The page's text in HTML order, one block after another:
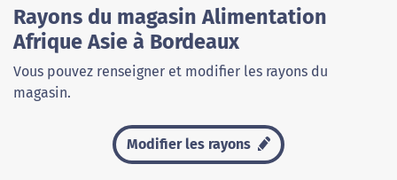
Rayons du magasin Alimentation
Afrique Asie à Bordeaux
Vous pouvez renseigner et modifier les rayons du
magasin.
Modifier les rayons